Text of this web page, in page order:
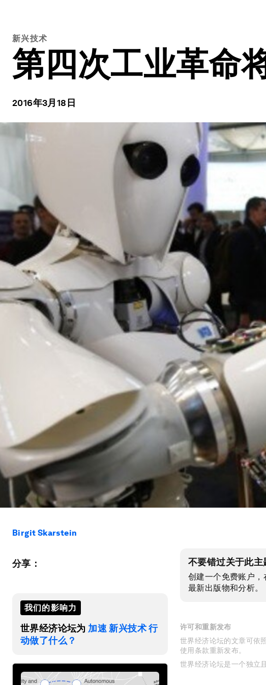
新兴技术
第四次工业革命
2016年3月18日
Birgit Skarstein
分享：
我们的影响力
世界经济论坛为 加速 新兴技术 行
动做了什么？
不要错过关于此主
创建一个免费账户
最新出版物和分析。
许可和重新发布
世界经济论坛的文章可依
使用条款重新发布。
世界经济论坛是一个独立